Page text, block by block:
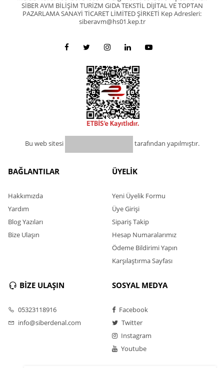
SİBER AVM BİLİŞİM TURİZM GIDA TEKSTİL DİJİTAL VE TOPTAN
PAZARLAMA SANAYİ TİCARET LİMİTED ŞİRKETİ Kep Adresleri:
siberavm@hs01.kep.tr
Bu web sitesi tarafından yapılmıştır.
BAĞLANTILAR
Hakkımızda
Yardım
Blog Yazıları
Bize Ulaşın
ÜYELİK
Yeni Üyelik Formu
Üye Girişi
Sipariş Takip
Hesap Numaralarımız
Ödeme Bildirimi Yapın
Karşılaştırma Sayfası
BİZE ULAŞIN
05323118916
info@siberdenal.com
SOSYAL MEDYA
Facebook
Twitter
Instagram
Youtube